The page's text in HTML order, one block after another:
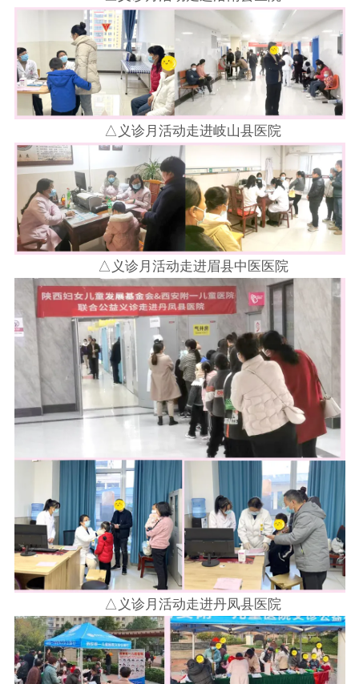
△义诊月活动走进岐山县医院
△义诊月活动走进眉县中医医院
△义诊月活动走进丹凤县医院